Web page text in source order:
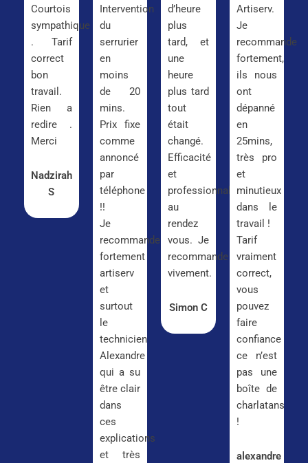
Courtois
sympathique
. Tarif
correct
bon
travail.
Rien a
redire .
Merci
Nadzirah
S
Intervention
du
serrurier
en
moins
de 20
mins.
Prix fixe
comme
annoncé
par
téléphone
!!
Je
recommande
fortement
artiserv
et
surtout
le
technicien
Alexandre
qui a su
être clair
dans
ces
explications
et très
d’heure
plus
tard, et
une
heure
plus tard
tout
était
changé.
Efficacité
et
professionnalisme
au
rendez
vous. Je
recommande
vivement.
Simon C
Artiserv.
Je
recommande
fortement,
ils nous
ont
dépanné
en
25mins,
très pro
et
minutieux
dans le
travail !
Tarif
vraiment
correct,
vous
pouvez
faire
confiance
ce n’est
pas une
boîte de
charlatans
!
alexandre